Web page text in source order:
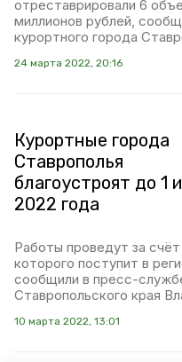
отреставрировали 6
миллионов рублей,
курортного города
24 марта 2022, 20:16
Курортные города
Ставрополья
благоустроят до 1
2022 года
Работы проведут за
которого поступит в
сообщили в пресс-
Ставропольского края
10 марта 2022, 13:01